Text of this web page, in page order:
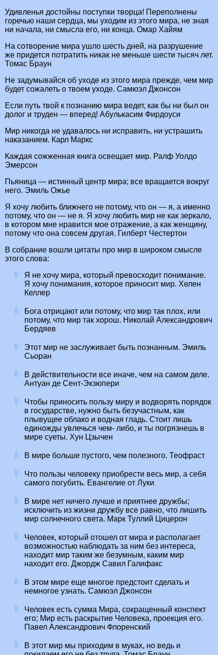
Удивленья достойны поступки творца! Переполнены
горечью наши сердца, мы уходим из этого мира, не зная
ни начала, ни смысла его, ни конца. Омар Хайям
На сотворение мира ушло шесть дней, на разрушение
же придется потратить никак не меньше шести тысяч лет.
Томас Браун
Не задумывайся об уходе из этого мира прежде, чем мир
будет сожалеть о твоем уходе. Самюэл Джонсон
Если путь твой к познанию мира ведет, как бы ни был он
долог и труден — вперед! Абулькасим Фирдоуси
Мир никогда не удавалось ни исправить, ни устрашить
наказанием. Карл Маркс
Каждая сожженная книга освещает мир. Ралф Уолдо
Эмерсон
Пьяница — истинный центр мира; все вращается вокруг
него. Эмиль Ожье
Я хочу любить ближнего не потому, что он — я, а именно
потому, что он — не я. Я хочу любить мир не как зеркало,
в котором мне нравится мое отражение, а как женщину,
потому что она совсем другая. Гилберт Честертон
В собрание вошли цитаты про мир в широком смысле
этого слова:
Я не хочу мира, который превосходит понимание.
Я хочу понимания, которое приносит мир. Хелен
Келлер
Бога отрицают или потому, что мир так плох, или
потому, что мир так хорош. Николай Александрович
Бердяев
Этот мир не заслуживает быть познанным. Эмиль
Сьоран
В действительности все иначе, чем на самом деле.
Антуан де Сент-Экзюпери
Чтобы приносить пользу миру и водворять порядок
в государстве, нужно быть безучастным, как
плывущее облако и водная гладь. Стоит лишь
единожды увлечься чем- либо, и ты погрязнешь в
мире суеты. Хун Цзычен
В мире больше пустого, чем полезного. Теофраст
Что пользы человеку приобрести весь мир, а себя
самого погубить. Евангелие от Луки
В мире нет ничего лучше и приятнее дружбы;
исключить из жизни дружбу все равно, что лишить
мир солнечного света. Марк Туллий Цицерон
Человек, который отошел от мира и располагает
возможностью наблюдать за ним без интереса,
находит мир таким же безумным, каким мир
находит его. Джордж Савил Галифакс
В этом мире еще многое предстоит сделать и
немногое узнать. Самюэл Джонсон
Человек есть сумма Мира, сокращенный конспект
его; Мир есть раскрытие Человека, проекция его.
Павел Александрович Флоренский
В этот мир мы приходим в муках, но ведь и